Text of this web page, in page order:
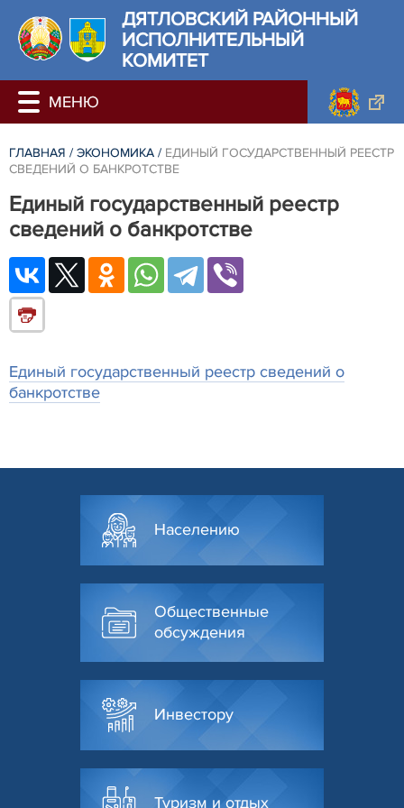
ДЯТЛОВСКИЙ РАЙОННЫЙ
ИСПОЛНИТЕЛЬНЫЙ
КОМИТЕТ
ГЛАВНАЯ / ЭКОНОМИКА / ЕДИНЫЙ ГОСУДАРСТВЕННЫЙ РЕЕСТР
СВЕДЕНИЙ О БАНКРОТСТВЕ
Единый государственный реестр
сведений о банкротстве
Единый государственный реестр сведений о
банкротстве
Населению
Общественные
обсуждения
Инвестору
Туризм и отдых